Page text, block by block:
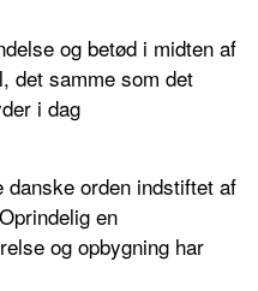
og betød i midten af
det samme som det
i dag
orden indstiftet af
en
og opbygning har